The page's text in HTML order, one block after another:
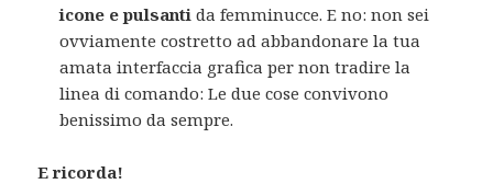
icone e pulsanti da femminucce. E no: non sei
ovviamente costretto ad abbandonare la tua
amata interfaccia grafica per non tradire la
linea di comando: Le due cose convivono
benissimo da sempre.
E ricorda!